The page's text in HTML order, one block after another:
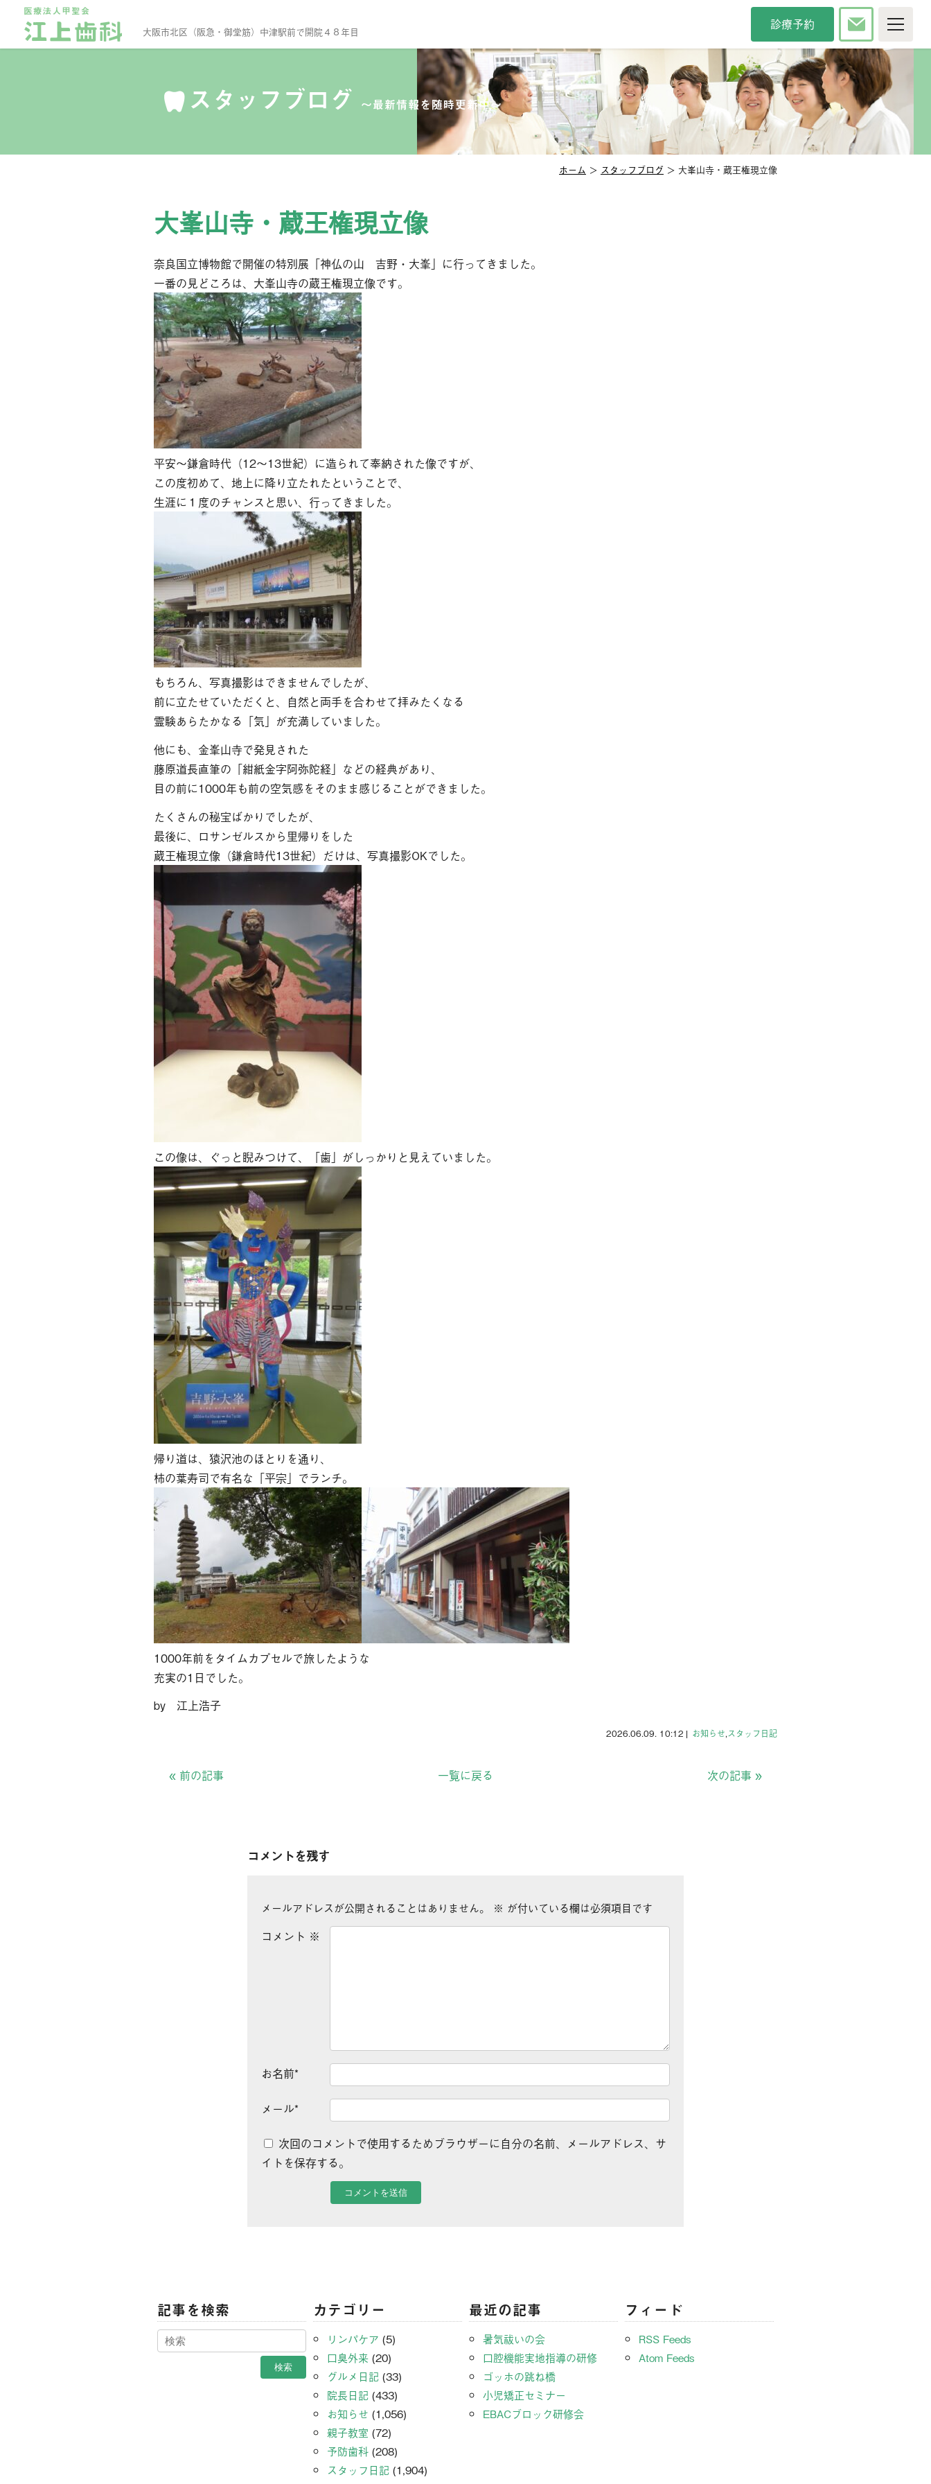
大阪市北区（阪急・御堂筋）中津駅前で開院４８年目 診療予約
当院について
診療時間・方針
院長紹介
スタッフ紹介
インタビュー
院内紹介
アクセス
スタッフブログ 〜最新情報を随時更新中〜
ホーム ＞ スタッフブログ ＞ 大峯山寺・蔵王権現立像
大峯山寺・蔵王権現立像
奈良国立博物館で開催の特別展「神仏の山 吉野・大峯」に行ってきました。
一番の見どころは、大峯山寺の蔵王権現立像です。
平安～鎌倉時代（12～13世紀）に造られて奉納された像ですが、
この度初めて、地上に降り立たれたということで、
生涯に１度のチャンスと思い、行ってきました。
もちろん、写真撮影はできませんでしたが、
前に立たせていただくと、自然と両手を合わせて拝みたくなる
霊験あらたかなる「気」が充満していました。
他にも、金峯山寺で発見された
藤原道長直筆の「紺紙金字阿弥陀経」などの経典があり、
目の前に1000年も前の空気感をそのまま感じることができました。
たくさんの秘宝ばかりでしたが、
最後に、ロサンゼルスから里帰りをした
蔵王権現立像（鎌倉時代13世紀）だけは、写真撮影OKでした。
この像は、ぐっと睨みつけて、「歯」がしっかりと見えていました。
帰り道は、猿沢池のほとりを通り、
柿の葉寿司で有名な「平宗」でランチ。
1000年前をタイムカプセルで旅したような
充実の1日でした。
by 江上浩子
2026.06.09. 10:12 | お知らせ,スタッフ日記
« 前の記事 一覧に戻る 次の記事 »
コメントを残す
メールアドレスが公開されることはありません。 ※ が付いている欄は必須項目です
コメント ※
お名前*
メール*
次回のコメントで使用するためブラウザーに自分の名前、メールアドレス、サ
イトを保存する。
記事を検索 カテゴリー
リンパケア (5)
口臭外来 (20)
グルメ日記 (33)
院長日記 (433)
お知らせ (1,056)
親子教室 (72)
予防歯科 (208)
スタッフ日記 (1,904)
最近の記事
暑気祓いの会
口腔機能実地指導の研修
ゴッホの跳ね橋
小児矯正セミナー
EBACブロック研修会
フィード
RSS Feeds
Atom Feeds